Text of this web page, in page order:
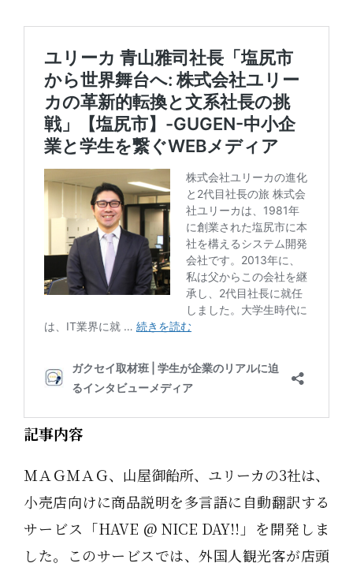
記事内容
ＭＡＧＭＡＧ、山屋御飴所、ユリーカの3社は、
小売店向けに商品説明を多言語に自動翻訳する
サービス「HAVE @ NICE DAY!!」を開発しま
した。このサービスでは、外国人観光客が店頭